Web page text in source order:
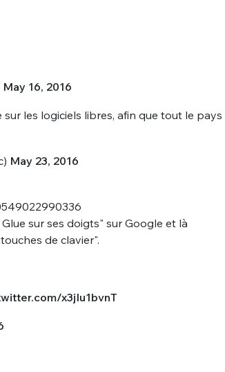
May 16, 2016
les logiciels libres, afin que tout le pays
May 23, 2016
sur ses doigts" sur Google et là
de clavier".
x3jIu1bvnT
?
Ma propre
sélection
ME CONNECTER